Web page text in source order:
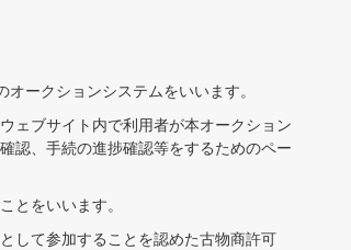
ークションシステムをいいます。
ェブサイト内で利用者が本オークション
認、手続の進捗確認等をするためのペー
とをいいます。
して参加することを認めた古物商許可